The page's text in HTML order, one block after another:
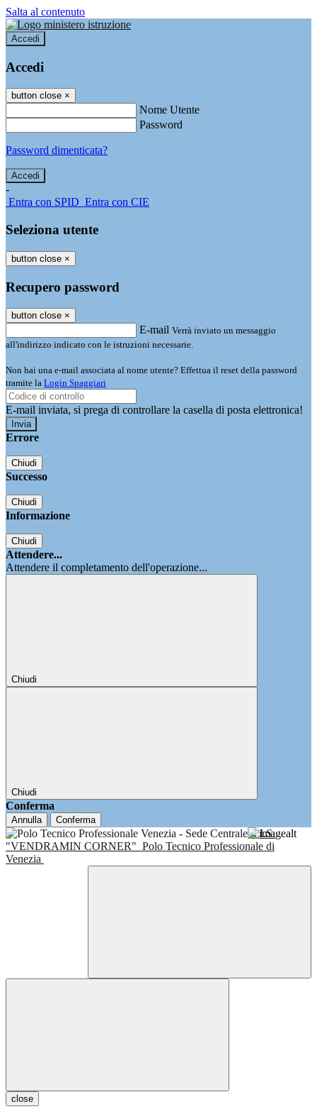
Salta al contenuto
Accedi
Accedi
button close ×
Nome Utente
Password
Password dimenticata?
-
Entra con SPID Entra con CIE
Seleziona utente
button close ×
Recupero password
button close ×
E-mail Verrà inviato un messaggio
all'indirizzo indicato con le istruzioni necessarie.
Non hai una e-mail associata al nome utente? Effettua il reset della password
tramite la Login Spaggiari
E-mail inviata, si prega di controllare la casella di posta elettronica!
Errore
Chiudi
Successo
Chiudi
Informazione
Chiudi
Attendere...
Attendere il completamento dell'operazione...
Chiudi
Chiudi
Conferma
Annulla Conferma
I.I.S.
"VENDRAMIN CORNER" Polo Tecnico Professionale di
Venezia
close